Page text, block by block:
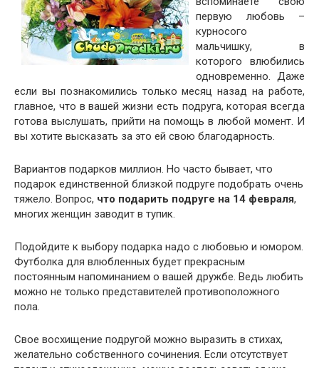
первую любовь –
курносого
мальчишку, в
которого влюбились
одновременно. Даже
если вы познакомились только месяц назад на работе,
главное, что в вашей жизни есть подруга, которая всегда
готова выслушать, прийти на помощь в любой момент. И
вы хотите высказать за это ей свою благодарность.
Вариантов подарков миллион. Но часто бывает, что
подарок единственной близкой подруге подобрать очень
тяжело. Вопрос, что подарить подруге на 14 февраля,
многих женщин заводит в тупик.
Подойдите к выбору подарка надо с любовью и юмором.
Футболка для влюбленных будет прекрасным
постоянным напоминанием о вашей дружбе. Ведь любить
можно не только представителей противоположного
пола.
Свое восхищение подругой можно выразить в стихах,
желательно собственного сочинения. Если отсутствует